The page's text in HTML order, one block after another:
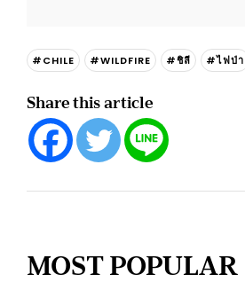
#CHILE #WILDFIRE #ชิลี #ไฟป่า
Share this article
MOST POPULAR